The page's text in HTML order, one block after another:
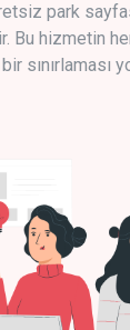
park
Bu hizmetin
sınırlaması